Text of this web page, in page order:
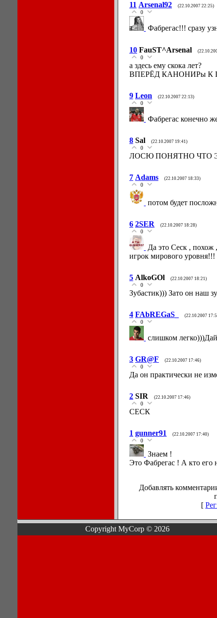
11 Arsenal92 (22.10.2007 22:25)
0
Фабрегас!!! сразу
10 FauST^Arsenal
0
а здесь ему скока лет?
ВПЕРЁД КАНОНИРы К
9 Leon (22.10.2007 22:13)
0
Фабрегас конечно
8 Sal (22.10.2007 19:41)
0
ЛОСЮ ПОНЯТНО ЧТО
7 Adams (22.10.2007 18:33)
0
потом будет
6 2SER (22.10.2007 18:28)
0
Да это Сеск , похож
игрок мирового уровня!!!
5 AlkoGOl (22.10.2007 18:21)
0
Зубастик))) Зато он наш
4 FAbREGaS_ (22.10.2007
0
слишком
3 GR@F (22.10.2007 17:46)
0
Да он практически не
2 SIR (22.10.2007 17:46)
0
СЕСК
1 gunner91 (22.10.2007 17:40)
0
Знаем !
Это Фабрегас ! А кто его
Добавлять
[
Copyright MyCorp © 2026